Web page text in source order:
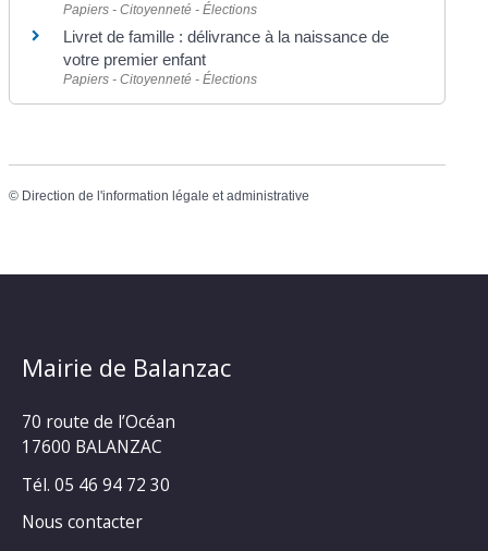
Papiers - Citoyenneté - Élections
Livret de famille : délivrance à la naissance de
votre premier enfant
Papiers - Citoyenneté - Élections
© Direction de l'information légale et administrative
Mairie de Balanzac
70 route de l’Océan
17600 BALANZAC
Tél. 05 46 94 72 30
Nous contacter